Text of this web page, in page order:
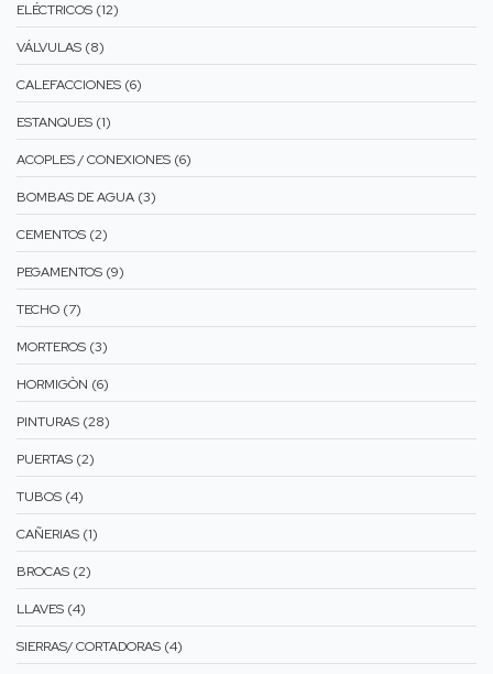
ELÉCTRICOS (12)
VÁLVULAS (8)
CALEFACCIONES (6)
ESTANQUES (1)
ACOPLES / CONEXIONES (6)
BOMBAS DE AGUA (3)
CEMENTOS (2)
PEGAMENTOS (9)
TECHO (7)
MORTEROS (3)
HORMIGÒN (6)
PINTURAS (28)
PUERTAS (2)
TUBOS (4)
CAÑERIAS (1)
BROCAS (2)
LLAVES (4)
SIERRAS/ CORTADORAS (4)